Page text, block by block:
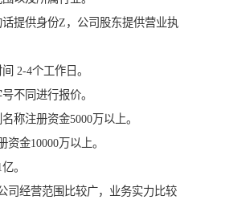
提供身份Z，公司股东提供营业执
2-4个工作日。
不同进行报价。
称注册资金5000万以上。
资金10000万以上。
。
司经营范围比较广，业务实力比较